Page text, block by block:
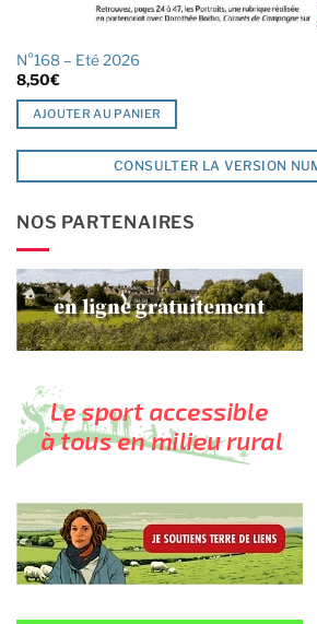
N°168 – Eté 2026
8,50€
AJOUTER AU PANIER
CONSULTER LA VERSION
NOS PARTENAIRES